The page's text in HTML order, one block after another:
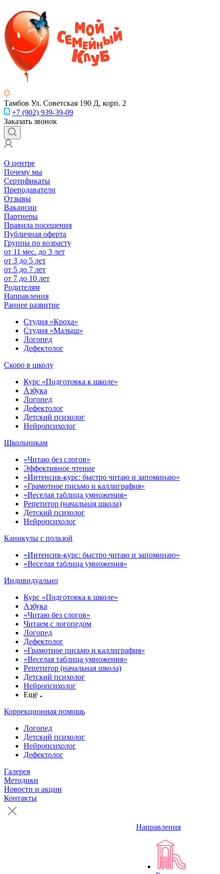
Тамбов Ул. Советская 190 Д, корп. 2
+7 (902) 939-39-09
Заказать звонок
О центре
Почему мы
Сертификаты
Преподаватели
Отзывы
Вакансии
Партнеры
Правила посещения
Публичная оферта
Группы по возрасту
от 11 мес. до 3 лет
от 3 до 5 лет
от 5 до 7 лет
от 7 до 10 лет
Родителям
Направления
Раннее развитие
Студия «Кроха»
Студия «Малыш»
Логопед
Дефектолог
Скоро в школу
Курс «Подготовка к школе»
Азбука
Логопед
Дефектолог
Детский психолог
Нейропсихолог
Школьникам
«Читаю без слогов»
Эффективное чтение
«Интенсив-курс: быстро читаю и запоминаю»
«Грамотное письмо и каллиграфия»
«Веселая таблица умножения»
Репетитор (начальная школа)
Детский психолог
Нейропсихолог
Каникулы с пользой
«Интенсив-курс: быстро читаю и запоминаю»
«Веселая таблица умножения»
Индивидуально
Курс «Подготовка к школе»
Азбука
«Читаю без слогов»
Читаем с логопедом
Логопед
Дефектолог
«Грамотное письмо и каллиграфия»
«Веселая таблица умножения»
Репетитор (начальная школа)
Детский психолог
Нейропсихолог
Ещё
Коррекционная помощь
Логопед
Детский психолог
Нейропсихолог
Дефектолог
Галерея
Методики
Новости и акции
Контакты
Направления